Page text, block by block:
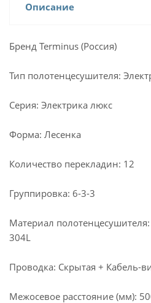
Описание
Бренд Terminus (Россия)
Тип полотенцесушителя:
Серия: Электрика люкс
Форма: Лесенка
Количество перекладин: 12
Группировка: 6-3-3
Материал
304L
Проводка: Скрытая + Кабель-
Межосевое расстояние (мм):